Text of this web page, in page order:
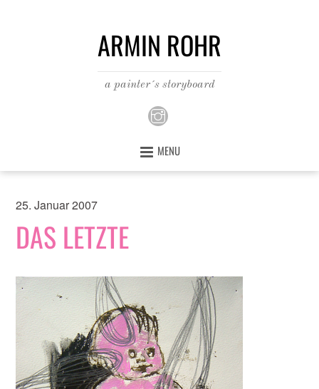
ARMIN ROHR
a painter´s storyboard
MENU
25. Januar 2007
DAS LETZTE